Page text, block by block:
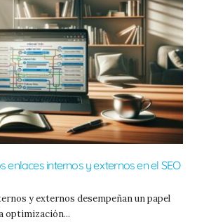
enlaces internos y externos en el SEO
y externos desempeñan un papel
optimización...